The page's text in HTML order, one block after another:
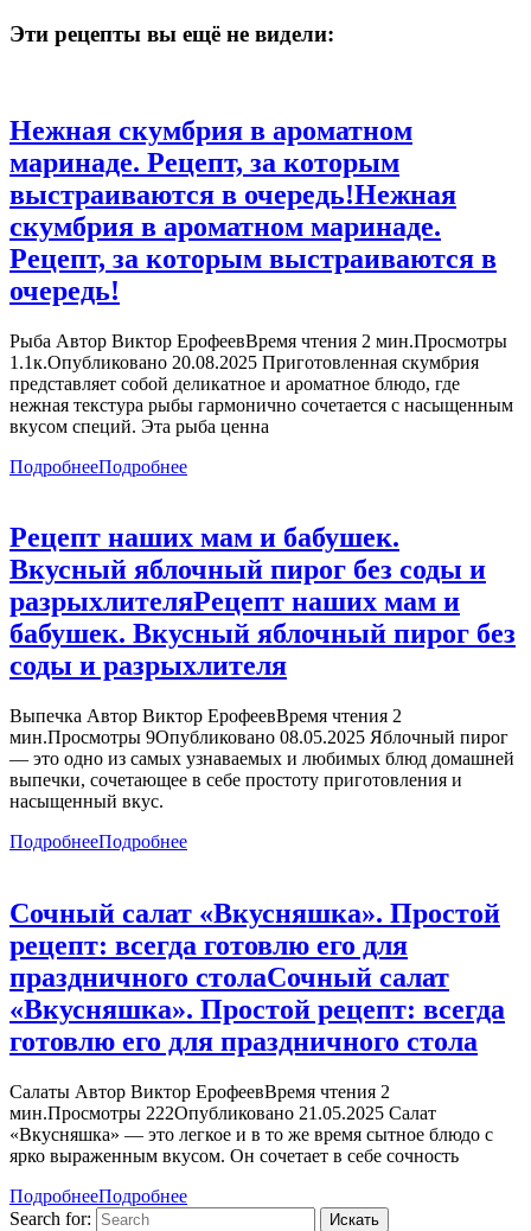
Эти рецепты вы ещё не видели:
Нежная скумбрия в ароматном
маринаде. Рецепт, за которым
выстраиваются в очередь!Нежная
скумбрия в ароматном маринаде.
Рецепт, за которым выстраиваются в
очередь!
Рыба Автор Виктор ЕрофеевВремя чтения 2 мин.Просмотры
1.1к.Опубликовано 20.08.2025 Приготовленная скумбрия
представляет собой деликатное и ароматное блюдо, где
нежная текстура рыбы гармонично сочетается с насыщенным
вкусом специй. Эта рыба ценна
ПодробнееПодробнее
Рецепт наших мам и бабушек.
Вкусный яблочный пирог без соды и
разрыхлителяРецепт наших мам и
бабушек. Вкусный яблочный пирог без
соды и разрыхлителя
Выпечка Автор Виктор ЕрофеевВремя чтения 2
мин.Просмотры 9Опубликовано 08.05.2025 Яблочный пирог
— это одно из самых узнаваемых и любимых блюд домашней
выпечки, сочетающее в себе простоту приготовления и
насыщенный вкус.
ПодробнееПодробнее
Сочный салат «Вкусняшка». Простой
рецепт: всегда готовлю его для
праздничного столаСочный салат
«Вкусняшка». Простой рецепт: всегда
готовлю его для праздничного стола
Салаты Автор Виктор ЕрофеевВремя чтения 2
мин.Просмотры 222Опубликовано 21.05.2025 Салат
«Вкусняшка» — это легкое и в то же время сытное блюдо с
ярко выраженным вкусом. Он сочетает в себе сочность
ПодробнееПодробнее
Search for: